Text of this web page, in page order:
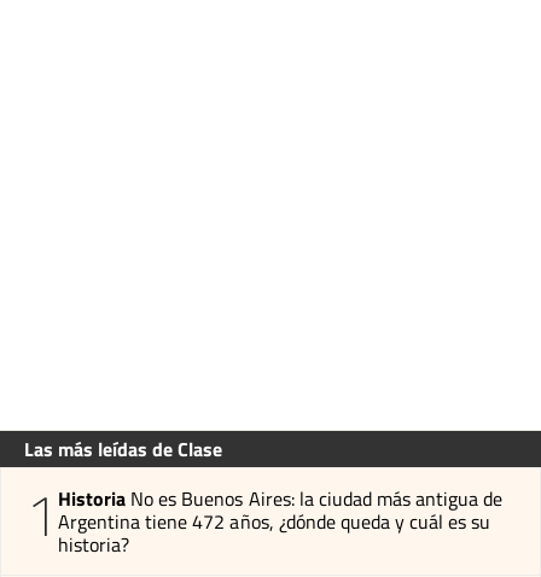
Las más leídas de Clase
1 Historia No es Buenos Aires: la ciudad más antigua de
Argentina tiene 472 años, ¿dónde queda y cuál es su
historia?